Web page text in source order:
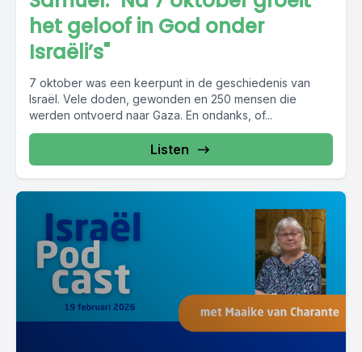
het geloof in God onder
Israëli’s"
7 oktober was een keerpunt in de geschiedenis van
Israël. Vele doden, gewonden en 250 mensen die
werden ontvoerd naar Gaza. En ondanks, of...
Listen